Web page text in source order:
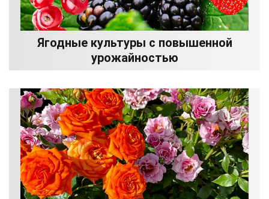
Ягодные культуры с повышенной
урожайностью